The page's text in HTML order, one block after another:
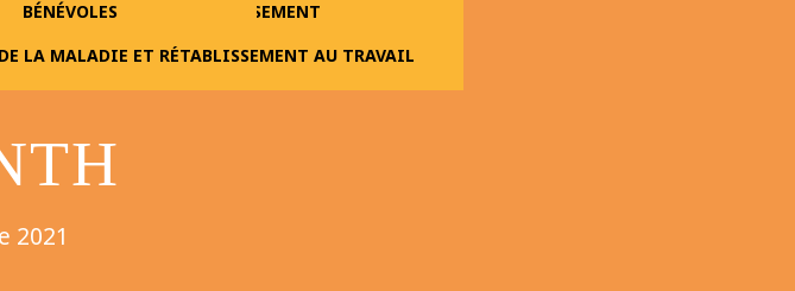
LA MALADIE ET DU RÉTABLISSEMENT
LA MALADIE ET RÉTABLISSEMENT AU TRAVAIL
BÉNÉVOLES
2021